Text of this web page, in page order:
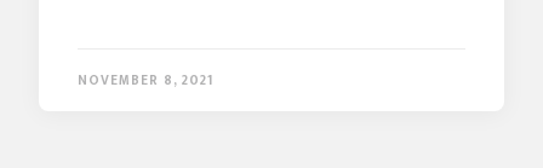
NOVEMBER 8, 2021